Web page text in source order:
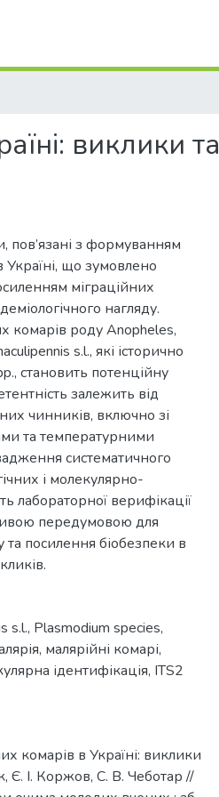
виклики та
пов’язані з формуванням
Україні, що зумовлено
міграційних
нагляду.
комарів роду Anopheles,
s.l., які історично
становить потенційну
залежить від
чинників, включно зі
та температурними
систематичного
і молекулярно-
лабораторної верифікації
передумовою для
та посилення біобезпеки в
s.l., Plasmodium species,
, малярійні комарі,
ідентифікація, ITS2
комарів в Україні: виклики
Є. І. Коржов, С. В. Чеботар //